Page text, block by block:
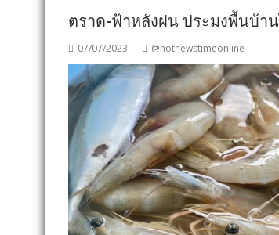
ตราด-ฟ้าหลังฝน ประมงพื้นบ้า
07/07/2023 @hotnewstimeonline